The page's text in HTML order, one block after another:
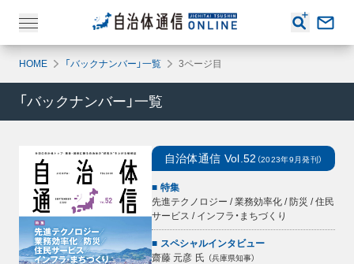
HOME 「バックナンバー」一覧 3ページ目
「バックナンバー」一覧
自治体通信 Vol.52 （2023年9月発刊）
特集
先進テクノロジー / 業務効率化 / 防災 / 住民
サービス / インフラ・まちづくり
スペシャルインタビュー
齋藤 元彦 氏 （兵庫県知事）